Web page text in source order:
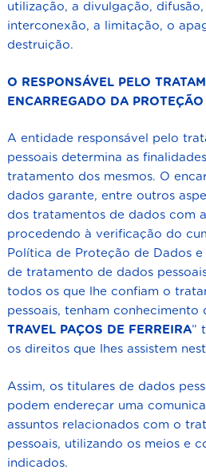
utilização, a divulgação,
interconexão, a limitação, o
destruição.
O RESPONSÁVEL PELO
ENCARREGADO DA
A entidade responsável pelo
pessoais determina as
tratamento dos mesmos. O
dados garante, entre outros
dos tratamentos de dados com
procedendo à verificação do
Política de Proteção de Dados
de tratamento de dados
todos os que lhe confiam o
pessoais, tenham conhecimento
TRAVEL PAÇOS DE FERREIRA”
os direitos que lhes assistem
Assim, os titulares de dados
podem endereçar uma
assuntos relacionados com o
pessoais, utilizando os meios e
indicados.